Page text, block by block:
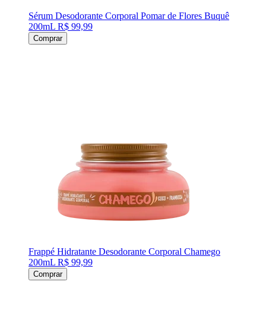
Sérum Desodorante Corporal Pomar de Flores Buquê
200mL R$ 99,99
Comprar
Frappé Hidratante Desodorante Corporal Chamego
200mL R$ 99,99
Comprar